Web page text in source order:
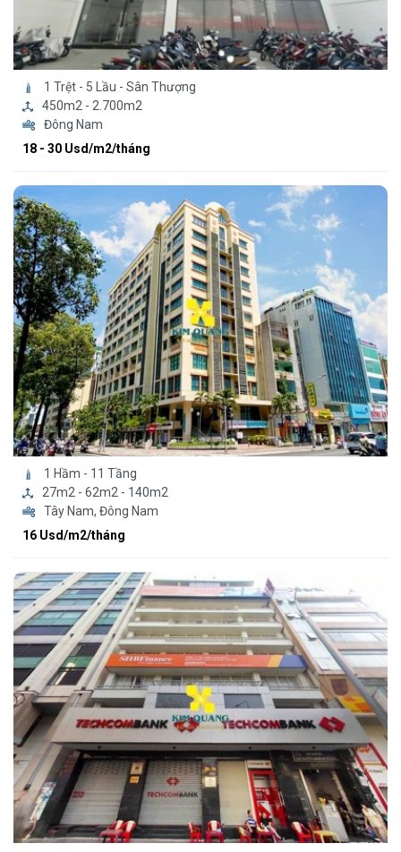
1 Trệt - 5 Lầu - Sân Thượng
450m2 - 2.700m2
Đông Nam
18 - 30 Usd/m2/tháng
1 Hầm - 11 Tầng
27m2 - 62m2 - 140m2
Tây Nam, Đông Nam
16 Usd/m2/tháng